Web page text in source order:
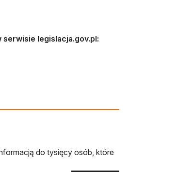
legislacja.gov.pl:
do tysięcy osób, które